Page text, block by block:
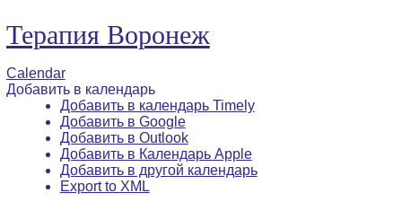
Терапия Воронеж
Calendar
Добавить в календарь
Добавить в календарь Timely
Добавить в Google
Добавить в Outlook
Добавить в Календарь Apple
Добавить в другой календарь
Export to XML